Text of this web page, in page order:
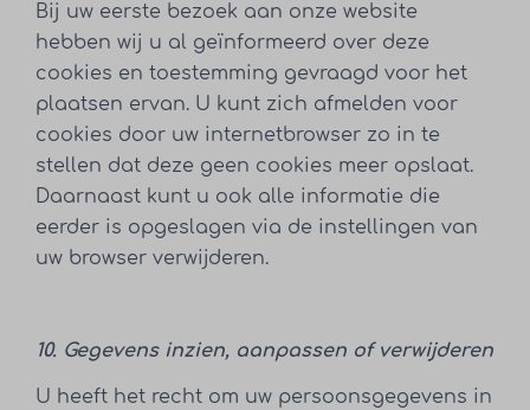
Bij uw eerste bezoek aan onze website
hebben wij u al geïnformeerd over deze
cookies en toestemming gevraagd voor het
plaatsen ervan. U kunt zich afmelden voor
cookies door uw internetbrowser zo in te
stellen dat deze geen cookies meer opslaat.
Daarnaast kunt u ook alle informatie die
eerder is opgeslagen via de instellingen van
uw browser verwijderen.
10. Gegevens inzien, aanpassen of verwijderen
U heeft het recht om uw persoonsgegevens in